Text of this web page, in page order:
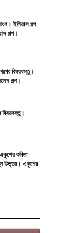
ইলিয়াস গল্প
গল্প।
বিষয়বস্তু।
গল্প।
কবিতা
উত্তর। একুশের